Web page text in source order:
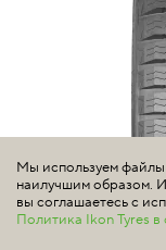
Мы используем
наилучшим образом.
вы соглашаетесь с
Политика Ikon Tyres